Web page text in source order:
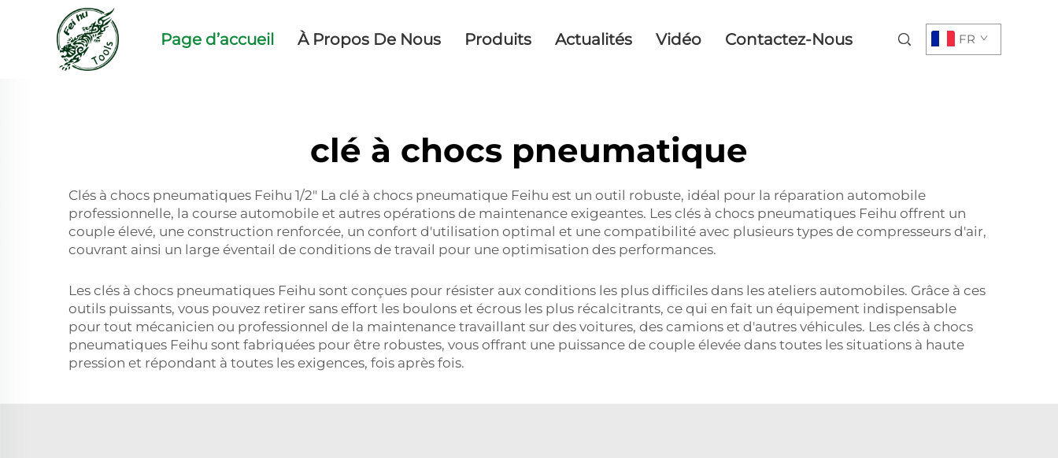
Page d’accueil À Propos De Nous Produits Actualités Vidéo Contactez-Nous FR
clé à chocs pneumatique
Clés à chocs pneumatiques Feihu 1/2″ La clé à chocs pneumatique Feihu est un outil robuste, idéal pour la réparation automobile
professionnelle, la course automobile et autres opérations de maintenance exigeantes. Les clés à chocs pneumatiques Feihu offrent un
couple élevé, une construction renforcée, un confort d'utilisation optimal et une compatibilité avec plusieurs types de compresseurs d'air,
couvrant ainsi un large éventail de conditions de travail pour une optimisation des performances.
Les clés à chocs pneumatiques Feihu sont conçues pour résister aux conditions les plus difficiles dans les ateliers automobiles. Grâce à ces
outils puissants, vous pouvez retirer sans effort les boulons et écrous les plus récalcitrants, ce qui en fait un équipement indispensable
pour tout mécanicien ou professionnel de la maintenance travaillant sur des voitures, des camions et d'autres véhicules. Les clés à chocs
pneumatiques Feihu sont fabriquées pour être robustes, vous offrant une puissance de couple élevée dans toutes les situations à haute
pression et répondant à toutes les exigences, fois après fois.